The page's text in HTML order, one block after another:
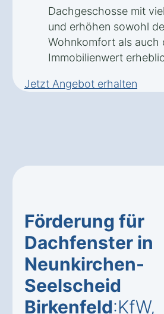
Dachgeschosse mit
und erhöhen sowohl
Wohnkomfort als auch
Immobilienwert
Jetzt Angebot erhalten
Förderung für
Dachfenster in
Neunkirchen-
Seelscheid
Birkenfeld:KfW,